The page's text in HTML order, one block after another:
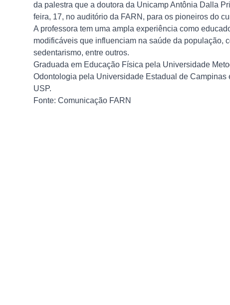
da palestra que a doutora da Unicamp Antônia Dalla
feira, 17, no auditório da FARN, para os pioneiros do
A professora tem uma ampla experiência como
modificáveis que influenciam na saúde da população,
sedentarismo, entre outros.
Graduada em Educação Física pela Universidade
Odontologia pela Universidade Estadual de
USP.
Fonte: Comunicação FARN